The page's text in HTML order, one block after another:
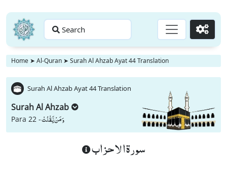
Search Go
Home ➤ Al-Quran ➤ Surah Al Ahzab Ayat 44 Translation
Surah Al Ahzab Ayat 44 Translation
Surah Al Ahzab
Para 22 -وَ مَنْ یَّقْنُتْ
سورة الاحزاب